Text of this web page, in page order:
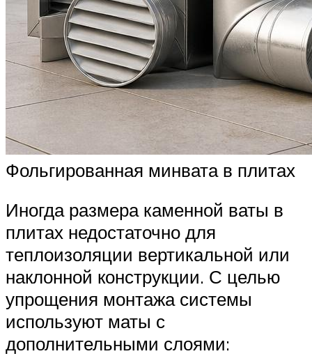
Фольгированная минвата в плитах
Иногда размера каменной ваты в
плитах недостаточно для
теплоизоляции вертикальной или
наклонной конструкции. С целью
упрощения монтажа системы
используют маты с
дополнительными слоями: